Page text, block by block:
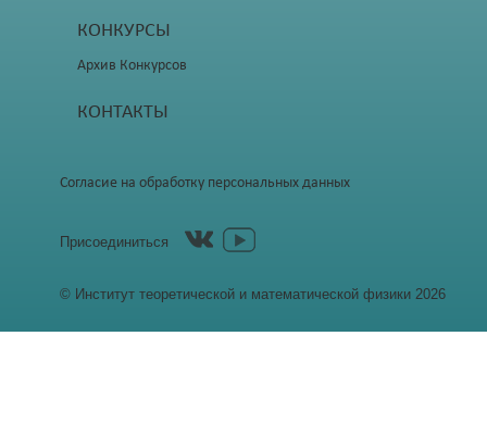
КОНКУРСЫ
Архив Конкурсов
КОНТАКТЫ
Согласие на обработку персональных данных
Присоединиться
© Институт теоретической и математической физики 2026